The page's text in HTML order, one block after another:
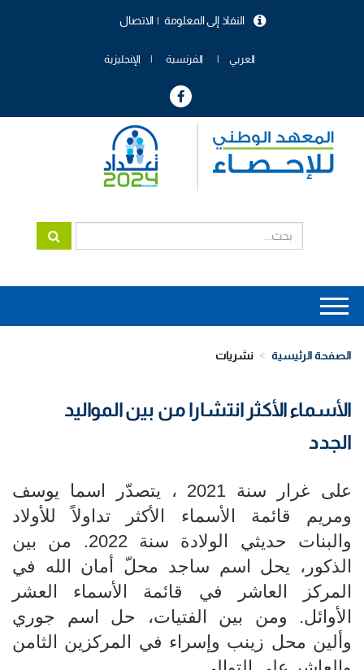
الاتصال النفاذ إلى المعلومة
العربي الفرنسية الإنجليزية
Main
navigation
الصفحة الرئيسية نشريات
الأسماء الأكثر انتشارا من بين المواليد
الجدد
على غرار سنة 2021 ، يتصدّر اسما يوسف
ومريم قائمة الأسماء الأكثر تداولاً للأولاد
والبنات حديثي الولادة سنة 2022. من بين
الذكور، يحل اسم ساجد محلّ أمان الله في
المركز العاشر في قائمة الأسماء العشر
الأوائل. ومن بين الفتيات، حل اسم جوري
وألين محل زينب وإسراء في المركزين الثامن